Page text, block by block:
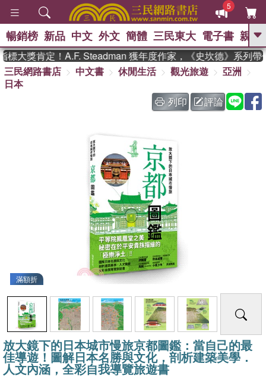
5
GO
熱搜： 東野圭吾 、 The Odyssey 、
國際布克獎 臺灣漫遊錄 、
方
台灣的李登輝時代 、 數學女
暢銷榜 新品 中文 外文 簡體 三民東大 電子書 親子
大獎肯定！A.F. Steadman 獲年度作家，《史坎德》系列帶
三民網路書店
中文書 休閒生活 觀光旅遊
亞洲
日本
列印
評論
滿額折
放大鏡下的日本城市慢旅京都圖鑑：當自己的最
佳導遊！圖解日本名勝與文化，剖析建築美學．
人文內涵，全彩自我導覽旅遊書